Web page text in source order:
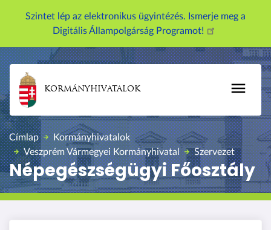
á
a
a
r
t
a
l
o
r
Szintet lép az elektronikus ügyintézés. Ismerje meg a
Digitális Állampolgárság Programot!
KORMÁNYHIVATALOK
Címlap
Kormányhivatalok
Veszprém Vármegyei Kormányhivatal
Szervezet
Népegészségügyi Főosztály